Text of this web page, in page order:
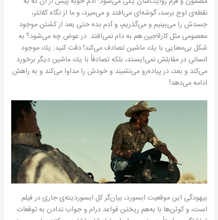
نقطه‌ی اوج برسد، گوشه‌ای می‌افتد و می‌میرد، و ما از نگاه كلانتر،
جسدش را می‌بینیم و می‌گذریم، و آدم بده حتی بعد از كشتن موجود
معصومی مثل كارلاجین هم به دام نمی‌افتد. در عوض چه می‌شود؟ به
شكل بی‌معنایی با یك ماشین تصادف می‌كند! دقت كنید: یك موجود
انسانی در مقابلش نمی‌ایستد، بلكه تصادفاً با یك ماشین دیگر برخورد
می‌كند و بعد، در پیاده‌رو می‌نشیند و خودش را مداوا می‌كند و به راهش
ادامه می‌دهد!
بیهودگی این موقعیت ابسورد، بیان‌گر كل ابسوردیته‌ی جاری در فیلم
است، و كوئن‌ها با به‌هم ریختن قواعد درام و جواب ندادن به توقعات